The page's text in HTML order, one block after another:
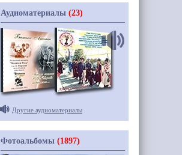
Аудиоматериалы (23)
Другие аудиоматериалы
Фотоальбомы (1897)